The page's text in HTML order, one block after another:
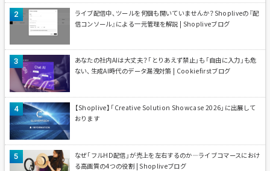
ライブ配信中、ツールを何個も開いていませんか？Shopliveの『配
信コンソール』による一元管理を解説 | Shopliveブログ
あなたの社内AIは大丈夫？「とりあえず禁止」も「自由に入力」も危
ない、生成AI時代のデータ漏洩対策 | Cookiefirstブログ
【Shoplive】「Creative Solution Showcase 2026」に出展して
おります
なぜ「フルHD配信」が売上を左右するのか—ライブコマースにおけ
る高画質の4つの役割 | Shopliveブログ